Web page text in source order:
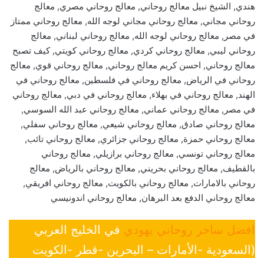
هندي, الشيخ نبيل معالج روحاني, معالج روحاني مصري, معالج
روحاني مجاني, معالج روحاني مجاني لوجه الله, معالج روحاني ممتاز
في مصر, معالج روحاني لوجه الله, معالج روحاني لبناني, معالج
روحاني ليبي, معالج روحاني كردي, معالج روحاني كويتي, كيف تصبح
معالج روحاني, احسن كريم معالج روحاني, معالج روحاني قوي, معالج
روحاني في الرياض, معالج روحاني في فلسطين, معالج روحاني في
الهند, معالج روحاني في بهلاء, معالج روحاني في دبي, معالج روحاني
في مصر, معالج روحاني عماني, معالج روحاني عبد الله السوسي,
معالج روحاني صادق, معالج روحاني شيعي, معالج روحاني سفلي,
معالج روحاني حمزة, معالج روحاني جزائري, معالج روحاني تائب,
معالج روحاني تونسي, معالج روحاني برازيلي, معالج روحاني
بالقطيف, معالج روحاني بحريني, معالج روحاني بالرياض, معالج
روحاني بالامارات, معالج روحاني بالكويت, معالج روحاني افريقي,
معالج روحاني الدفع بعد البرهان, معالج روحاني اندونيسي
افضل ساحر روحاني يهودي في الخليج العربي
(السعودية -الأمارات – البحرين -قطر -الكويت